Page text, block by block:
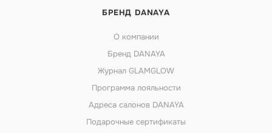
БРЕНД DANAYA
О компании
Бренд DANAYA
Журнал GLAMGLOW
Программа лояльности
Адреса салонов DANAYA
Подарочные сертификаты